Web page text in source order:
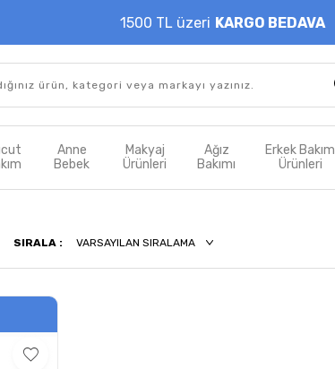
1500 TL üzeri KARGO BEDAVA
Anne
Bebek
Makyaj
Ürünleri
Ağız
Bakımı
Erkek Bakım
Ürünleri
SIRALA :